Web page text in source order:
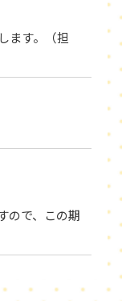
ます。（担
ので、この期